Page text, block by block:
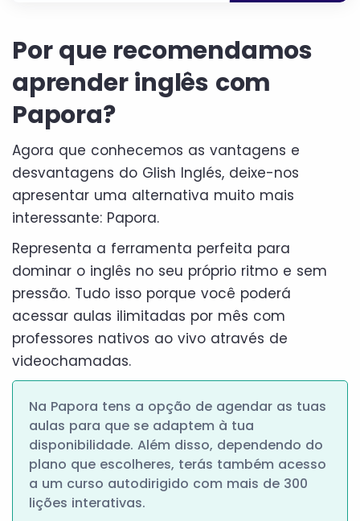
Por que recomendamos
aprender inglês com
Papora?
Agora que conhecemos as vantagens e
desvantagens do Glish Inglés, deixe-nos
apresentar uma alternativa muito mais
interessante: Papora.
Representa a ferramenta perfeita para
dominar o inglês no seu próprio ritmo e sem
pressão. Tudo isso porque você poderá
acessar aulas ilimitadas por mês com
professores nativos ao vivo através de
videochamadas.
Na Papora tens a opção de agendar as tuas
aulas para que se adaptem à tua
disponibilidade. Além disso, dependendo do
plano que escolheres, terás também acesso
a um curso autodirigido com mais de 300
lições interativas.